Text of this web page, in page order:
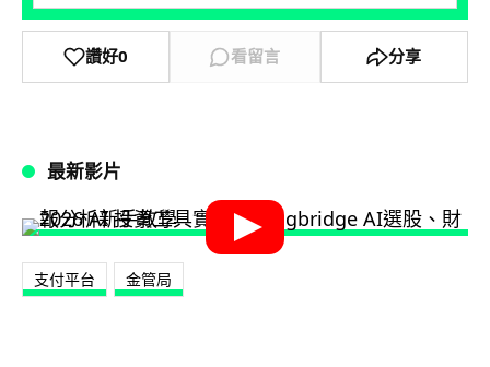
讚好0 看留言 分享
最新影片
支付平台 金管局